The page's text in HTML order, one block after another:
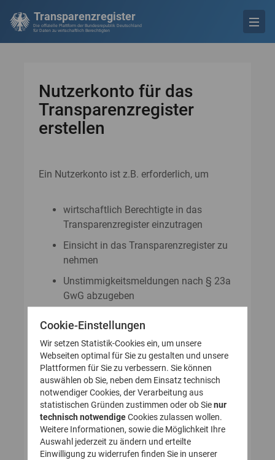
Transparenzregister
Die offizielle Plattform der Bundesrepublik Deutschland
für Daten zu wirtschaftlich Berechtigten
Nutzerkonto für das
Transparenzregister
erstellen
Ein Nutzerkonto ist z.B. erforderlich, um
wirtschaftlich Berechtigte in das
Transparenzregister einzutragen
Einsicht in das Transparenzregister zu
nehmen
Unstimmigkeitsmeldungen nach § 23a
GwG abzugeben
GwG zu stellen
So legen Sie Ihr Nutzerkonto für
das Transparenzregister an
(Registrierung):
Cookie-Einstellungen
Wir setzen Statistik-Cookies ein, um unsere
Webseiten optimal für Sie zu gestalten und unsere
Plattformen für Sie zu verbessern. Sie können
auswählen ob Sie, neben dem Einsatz technisch
notwendiger Cookies, der Verarbeitung aus
statistischen Gründen zustimmen oder ob Sienur
technisch notwendigeCookies zulassen wollen.
Weitere Informationen, sowie die Möglichkeit Ihre
Auswahl jederzeit zu ändern und erteilte
Einwilligung zu widerrufen finden Sie in unserer